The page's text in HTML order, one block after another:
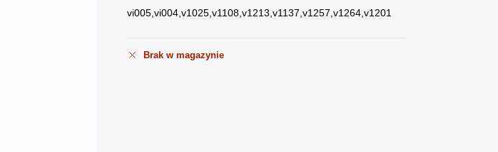
vi005,vi004,v1025,v1108,v1213,v1137,v1257,v1264,v1201
Brak w magazynie